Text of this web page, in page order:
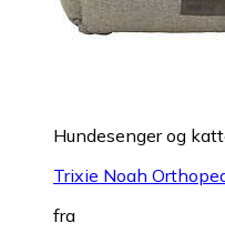
Hundesenger og
Trixie Noah
fra